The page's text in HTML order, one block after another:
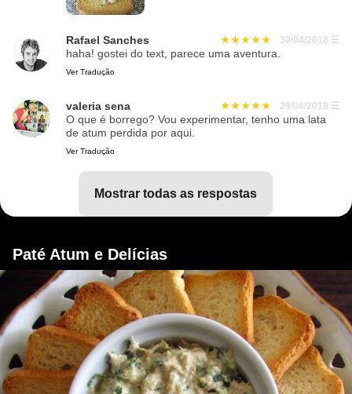
Rafael Sanches 30/04/2018 ☰
haha! gostei do text, parece uma aventura.
Ver Tradução
valeria sena 29/06/2018 ☰
O que é borrego? Vou experimentar, tenho uma lata
de atum perdida por aqui.
Ver Tradução
mostrar todas as respostas
Paté Atum e Delícias